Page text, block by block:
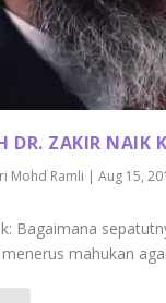
DR. ZAKIR NAIK
Mohd Ramli | Aug 15,
Bagaimana
mahukan